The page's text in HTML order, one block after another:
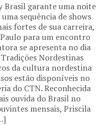
Brasil garante uma noite
sequência de shows
fortes de sua carreira,
para um encontro
se apresenta no dia
Nordestinas
da cultura nordestina
estão disponíveis no
do CTN. Reconhecida
ouvida do Brasil no
mensais, Priscila